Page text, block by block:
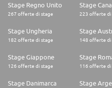
Stage Regno Unito
267 offerte di stage
Stage
223 offerte di
Stage Ungheria
182 offerte di stage
Stage
148 offerte di
Stage Giappone
126 offerte di stage
Stage
116 offerte di
Stage Danimarca Stage